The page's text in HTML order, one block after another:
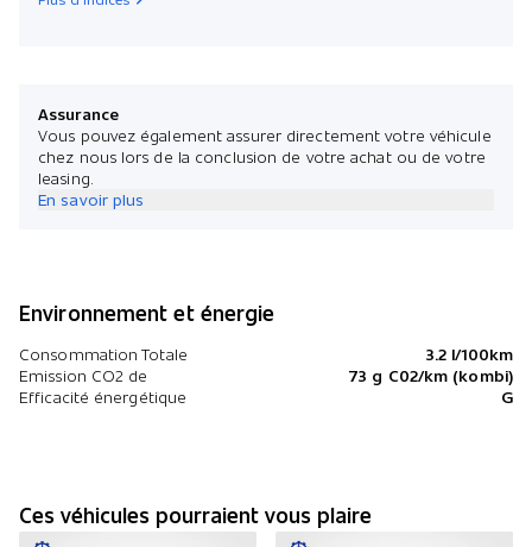
Assurance
Vous pouvez également assurer directement votre véhicule
chez nous lors de la conclusion de votre achat ou de votre
leasing.
En savoir plus
Environnement et énergie
Consommation Totale
3.2 l/100km
Emission CO2 de
73 g C02/km (kombi)
Efficacité énergétique
G
Ces véhicules pourraient vous plaire